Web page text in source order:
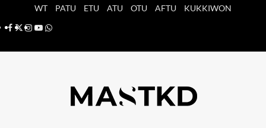
WT PATU ETU ATU OTU AFTU
KUKKIWON
Facebook
X Instagram
YouTube
Whatsapp